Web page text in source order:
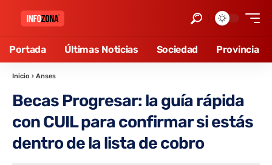
Portada Últimas Noticias Sociedad Provincia
Inicio › Anses
Becas Progresar: la guía rápida
con CUIL para confirmar si estás
dentro de la lista de cobro